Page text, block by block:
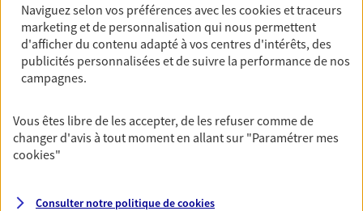
VOIR TOUTES NOS OFFRES
Nos expertises
Naviguez selon vos préférences avec lescookies et traceurs
marketing et de personnalisation qui nous permettent
d'afficher du contenu adapté à vos centres d'intérêts, des
publicités personnalisées et de suivre la performance de nos
campagnes.
Vous êtes libre de les accepter, de les refuser comme de
changer d'avis à tout moment en allant sur "Paramétrer mes
cookies"
Consulter notre politique decookies